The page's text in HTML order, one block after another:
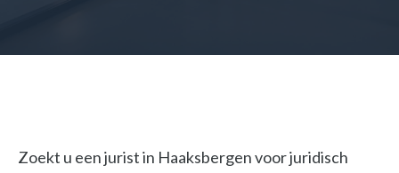
Zoekt u een jurist in Haaksbergen voor juridisch